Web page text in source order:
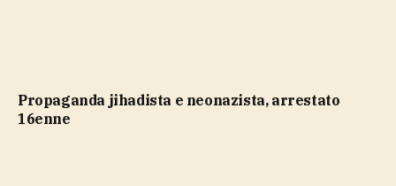
propaganda jihadista e neonazista, arrestato
16enne